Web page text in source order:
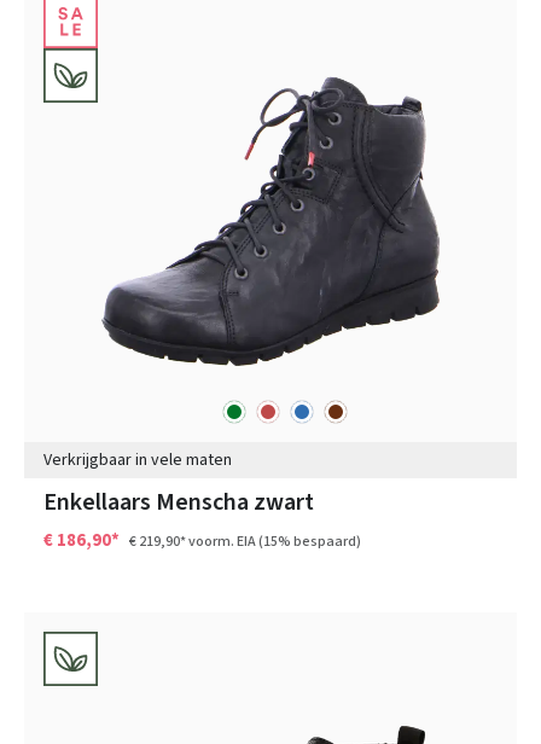
groenroodblauwbruin
Verkrijgbaar in vele maten
Enkellaars Menscha zwart
€ 186,90* € 219,90*voorm. EIA(15% bespaard)